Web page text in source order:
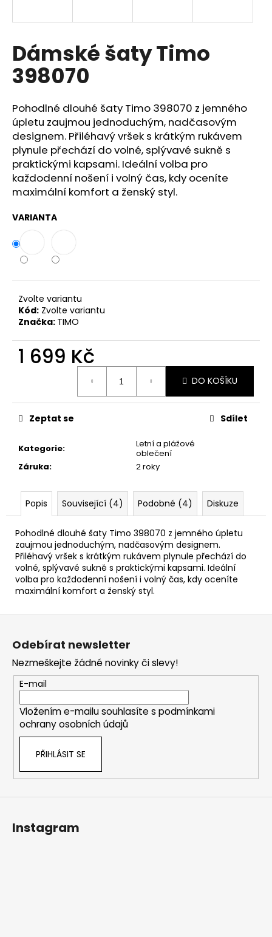
Dámské šaty Timo
398070
Pohodlné dlouhé šaty Timo 398070 z jemného
úpletu zaujmou jednoduchým, nadčasovým
designem. Přiléhavý vršek s krátkým rukávem
plynule přechází do volné, splývavé sukně s
praktickými kapsami. Ideální volba pro
každodenní nošení i volný čas, kdy oceníte
maximální komfort a ženský styl.
VARIANTA
Zvolte variantu
Kód: Zvolte variantu
Značka: TIMO
1 699 Kč
DO KOŠÍKU
Kategorie:
Letní a plážové
oblečení
Záruka: 2 roky
Zeptat se Sdílet
Popis Související (4) Podobné (4) Diskuze
Pohodlné dlouhé šaty Timo 398070 z jemného úpletu
zaujmou jednoduchým, nadčasovým designem.
Přiléhavý vršek s krátkým rukávem plynule přechází do
volné, splývavé sukně s praktickými kapsami. Ideální
volba pro každodenní nošení i volný čas, kdy oceníte
maximální komfort a ženský styl.
í
t
?
HLEDAT
D
p
r
e
m
e
Z
Odebírat newsletter
Nezmeškejte žádné novinky či slevy!
E-mail
Vložením e-mailu souhlasíte s podmínkami
ochrany osobních údajů
PŘIHLÁSIT SE
Instagram